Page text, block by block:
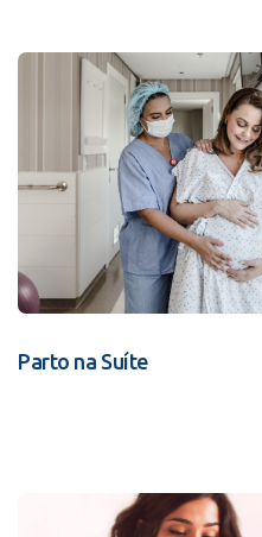
Parto na Suíte